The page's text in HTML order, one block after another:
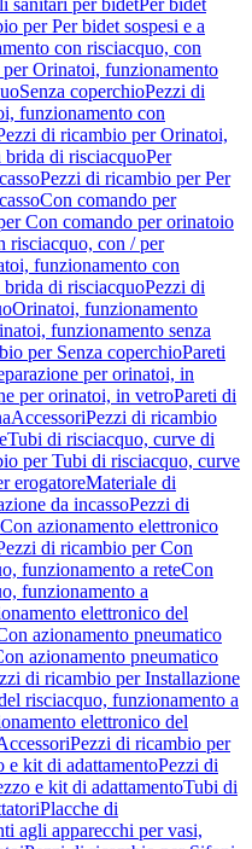
sanitari per bidetPer bidet
per Per bidet sospesi e a
con risciacquo, con
Orinatoi, funzionamento
Senza coperchioPezzi di
funzionamento con
di ricambio per Orinatoi,
brida di risciacquoPer
Pezzi di ricambio per Per
Con comando per
Con comando per orinatoio
risciacquo, con / per
funzionamento con
brida di risciacquoPezzi di
Orinatoi, funzionamento
funzionamento senza
per Senza coperchioPareti
per orinatoi, in
per orinatoi, in vetroPareti di
AccessoriPezzi di ricambio
Tubi di risciacquo, curve di
per Tubi di risciacquo, curve
erogatoreMateriale di
da incassoPezzi di
Con azionamento elettronico
di ricambio per Con
funzionamento a reteCon
funzionamento a
elettronico del
azionamento pneumatico
azionamento pneumatico
di ricambio per Installazione
risciacquo, funzionamento a
elettronico del
Pezzi di ricambio per
kit di adattamentoPezzi di
e kit di adattamentoTubi di
Placche di
agli apparecchi per vasi,